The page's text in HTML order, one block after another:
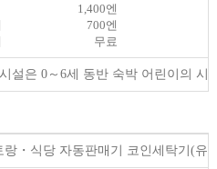
1,400엔
700엔
무료
설은 0～6세 동반 숙박 어린이의 시
랑・식당 자동판매기 코인세탁기(유